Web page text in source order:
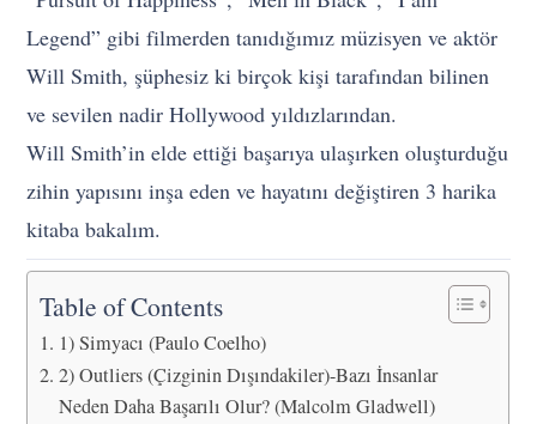
Legend” gibi filmerden tanıdığımız müzisyen ve aktör
Will Smith, şüphesiz ki birçok kişi tarafından bilinen
ve sevilen nadir Hollywood yıldızlarından.
Will Smith’in elde ettiği başarıya ulaşırken oluşturduğu
zihin yapısını inşa eden ve hayatını değiştiren 3 harika
kitaba bakalım.
Table of Contents
1) Simyacı (Paulo Coelho)
2) Outliers (Çizginin Dışındakiler)-Bazı İnsanlar
Neden Daha Başarılı Olur? (Malcolm Gladwell)